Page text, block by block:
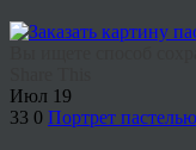
Июл 19
33 0 Портрет пастелью